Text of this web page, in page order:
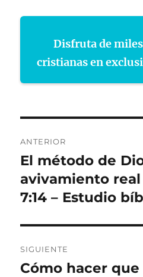
Disfruta de
cristianas en
de
entradas
ANTERIOR
Entrada
anterior:
El método de
avivamiento real
7:14 – Estudio
SIGUIENTE
Entrada
Cómo hacer